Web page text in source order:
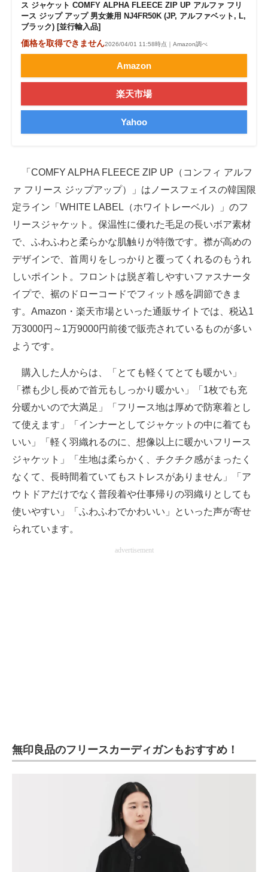
ス ジャケット COMFY ALPHA FLEECE ZIP UP アルファ フリ
ース ジップ アップ 男女兼用 NJ4FR50K (JP, アルファベット, L,
ブラック) [並行輸入品]
価格を取得できません2026/04/01 11:58時点｜Amazon調べ
Amazon
楽天市場
Yahoo
「COMFY ALPHA FLEECE ZIP UP（コンフィ アルフ
ァ フリース ジップアップ）」はノースフェイスの韓国限
定ライン「WHITE LABEL（ホワイトレーベル）」のフ
リースジャケット。保温性に優れた毛足の長いボア素材
で、ふわふわと柔らかな肌触りが特徴です。襟が高めの
デザインで、首周りをしっかりと覆ってくれるのもうれ
しいポイント。フロントは脱ぎ着しやすいファスナータ
イプで、裾のドローコードでフィット感を調節できま
す。Amazon・楽天市場といった通販サイトでは、税込1
万3000円～1万9000円前後で販売されているものが多い
ようです。
購入した人からは、「とても軽くてとても暖かい」
「襟も少し長めで首元もしっかり暖かい」「1枚でも充
分暖かいので大満足」「フリース地は厚めで防寒着とし
て使えます」「インナーとしてジャケットの中に着ても
いい」「軽く羽織れるのに、想像以上に暖かいフリース
ジャケット」「生地は柔らかく、チクチク感がまったく
なくて、長時間着ていてもストレスがありません」「ア
ウトドアだけでなく普段着や仕事帰りの羽織りとしても
使いやすい」「ふわふわでかわいい」といった声が寄せ
られています。
advertisement
無印良品のフリースカーディガンもおすすめ！